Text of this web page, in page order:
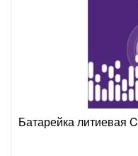
Батарейка литиевая